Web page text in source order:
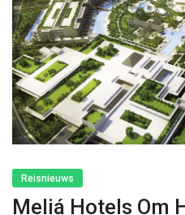
Reisnieuws
Meliá Hotels Om